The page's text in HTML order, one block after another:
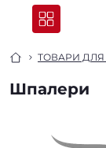
ТОВАРИ ДЛЯ
Шпалери